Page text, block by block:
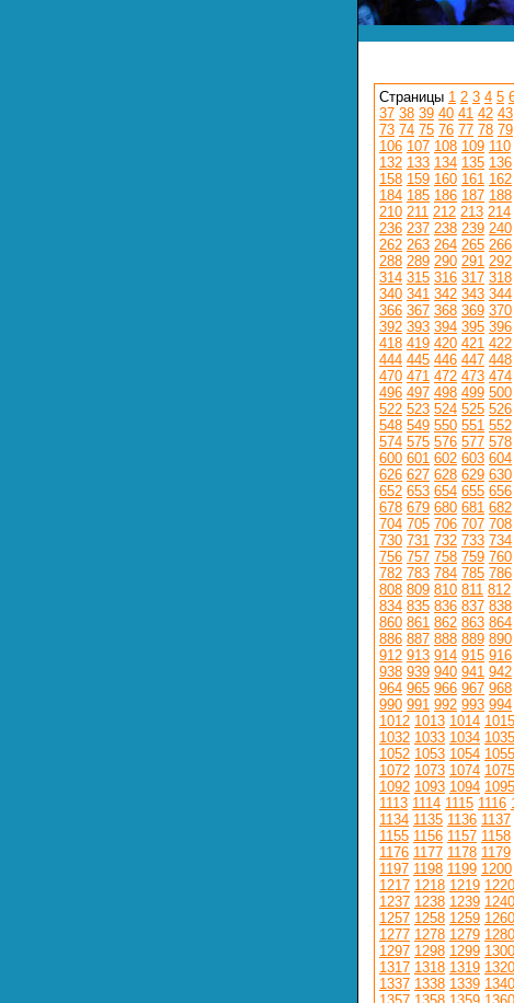
Страницы 1 2 3 4 5
37 38 39 40 41 42 43
73 74 75 76 77 78 79
106 107 108 109 110
132 133 134 135 136
158 159 160 161 162
184 185 186 187 188
210 211 212 213 214
236 237 238 239 240
262 263 264 265 266
288 289 290 291 292
314 315 316 317 318
340 341 342 343 344
366 367 368 369 370
392 393 394 395 396
418 419 420 421 422
444 445 446 447 448
470 471 472 473 474
496 497 498 499 500
522 523 524 525 526
548 549 550 551 552
574 575 576 577 578
600 601 602 603 604
626 627 628 629 630
652 653 654 655 656
678 679 680 681 682
704 705 706 707 708
730 731 732 733 734
756 757 758 759 760
782 783 784 785 786
808 809 810 811 812
834 835 836 837 838
860 861 862 863 864
886 887 888 889 890
912 913 914 915 916
938 939 940 941 942
964 965 966 967 968
990 991 992 993 994
1012 1013 1014 1015
1032 1033 1034 1035
1052 1053 1054 1055
1072 1073 1074 1075
1092 1093 1094 1095
1113 1114 1115 1116
1134 1135 1136 1137
1155 1156 1157 1158
1176 1177 1178 1179
1197 1198 1199 1200
1217 1218 1219 1220
1237 1238 1239 1240
1257 1258 1259 1260
1277 1278 1279 1280
1297 1298 1299 1300
1317 1318 1319 1320
1337 1338 1339 1340